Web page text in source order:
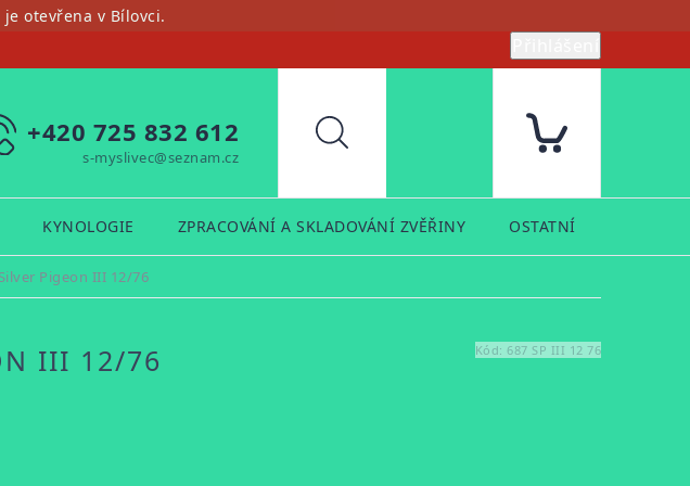
otevřena v Bílovci.
+420 725 832 612
s-myslivec@seznam.cz
Hledat
KYNOLOGIE ZPRACOVÁNÍ A SKLADOVÁNÍ ZVĚŘINY OSTATNÍ
Pigeon III 12/76
III 12/76 Kód: 687 SP III 12 76